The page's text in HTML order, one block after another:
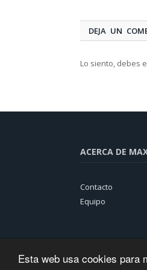
Esta web usa cookies para
DEJA UN
Lo siento, debes
ACERCA DE
Contacto
Equipo